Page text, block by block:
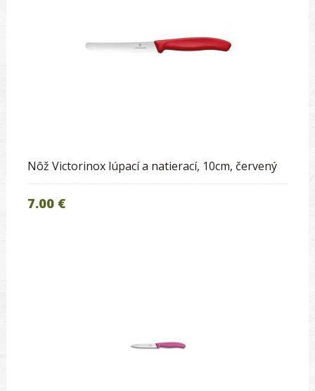
Nôž Victorinox lúpací a natierací, 10cm, červený
7.00 €